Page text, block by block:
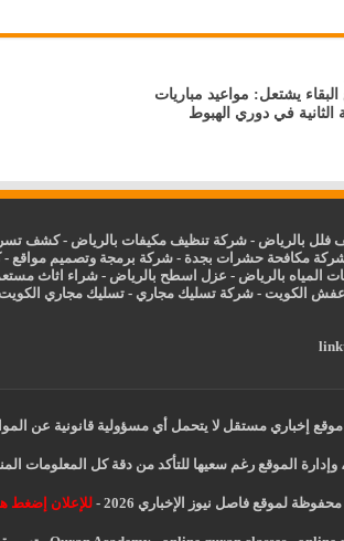
يشتعل: مواعيد مباريات
الثانية في دوري الهبوط
فلل بالرياض -شركة تنظيف مكيفات بالرياض -كشف
مكافحة حشرات بجدة -شركة برمجة وتصميم مواقع -
المياه بالرياض - عزل اسطح بالرياض -شراء اثاث
الكويت -شركة تسليك مجاري -تسليك مجاري الكويت
إخباري مستقل لا يتحمل أي مسؤولية قانونية عن
الموقع رغم سعيها للتأكد من دقة كل المعلومات
لموقع فاصل نيوز الإخباري 2026 - للإعلان إضغط